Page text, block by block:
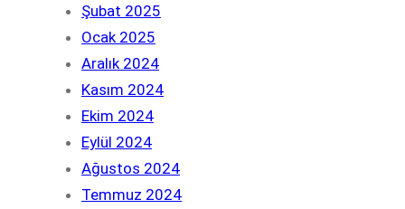
Şubat 2025
Ocak 2025
Aralık 2024
Kasım 2024
Ekim 2024
Eylül 2024
Ağustos 2024
Temmuz 2024